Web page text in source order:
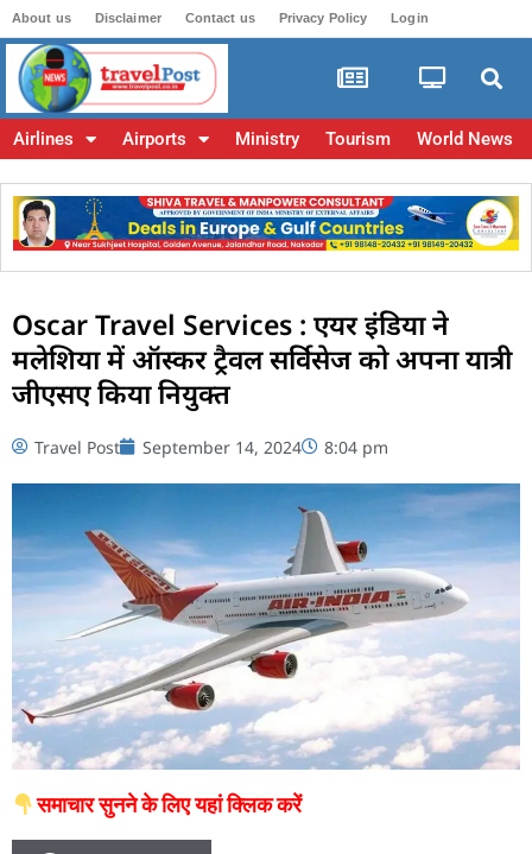
About us Disclaimer Contact us Privacy Policy Login
Airlines Airports Ministry Tourism World News
Oscar Travel Services : एयर इंडिया ने
मलेशिया में ऑस्कर ट्रैवल सर्विसेज को अपना यात्री
जीएसए किया नियुक्त
Travel Post September 14, 2024 8:04 pm
समाचार सुनने के लिए यहां क्लिक करें